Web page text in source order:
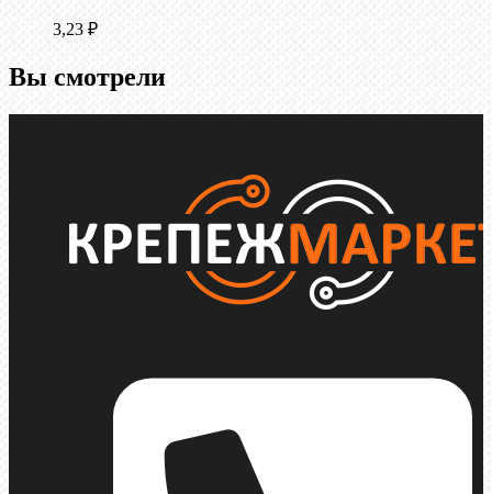
3,23 ₽
Вы смотрели